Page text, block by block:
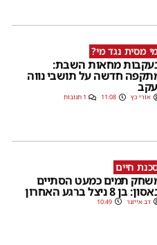
מסית נגד מי?
מחאות השבת:
חדשה על תושבי נווה
אורי כץ 11:08 1 תגובות
חיים
תמים כמעט הסתיים
בן 8 ניצל ברגע האחרון
דב אייזנר 10:49